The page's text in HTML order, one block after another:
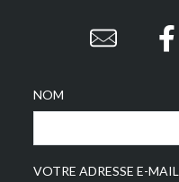
NOM
VOTRE ADRESSE E-MAIL